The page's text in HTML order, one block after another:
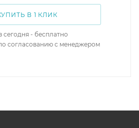
В 1 КЛИК
сегодня - бесплатно
согласованию с менеджером